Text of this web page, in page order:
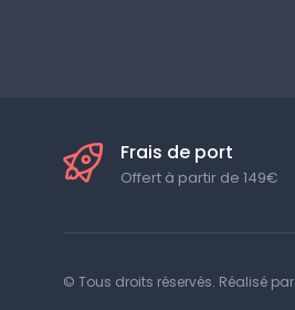
Frais de port
Offert à partir de 149€
© Tous droits réservés. Réalisé par